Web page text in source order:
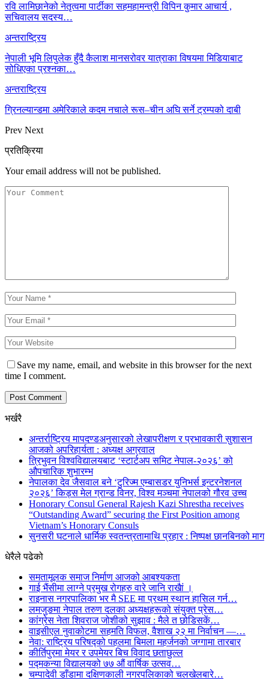
रवि लामिछानेको नेतृत्वमा पार्टीका सहमहामन्त्री विपिन कुमार आचार्य ,
सचिवालय सदस्य…
अन्तराष्ट्रिय
नेपाली भूमि लिपुलेक हुँदै कैलाश मानसरोवर यात्राका विषयमा मिडियाबाट
सोधिएका प्रश्नका…
अन्तराष्ट्रिय
ग्रिनल्यान्डमा अमेरिकाले कदम नचाले रूस–चीन अघि सर्ने ट्रम्पको दाबी
Prev Next
प्रतिक्रिया
Your email address will not be published.
Save my name, email, and website in this browser for the next
time I comment.
भर्खरै
अन्तर्राष्ट्रिय मापदण्डअनुसारको लेखापरीक्षण र प्रभावकारी सुशासन
आजको अपरिहार्यता : अध्यक्ष अग्रवाल
त्रिभुवन विश्वविद्यालयबाट ‘स्टार्टअप समिट नेपाल-२०२६’ को
औपचारिक शुभारम्भ
नेपालका देव जैसवाल बने ‘टुरिज्म एम्बासडर युनिभर्स इन्टरनेशनल
२०२६’ किड्स मेल ग्रान्ड विनर, विश्व मञ्चमा नेपालको गौरव उच्च
Honorary Consul General Rajesh Kazi Shrestha receives
“Outstanding Award” securing the First Position among
Vietnam’s Honorary Consuls
सुनसरी घटनाले धार्मिक स्वतन्त्रतामाथि प्रहार : निष्पक्ष छानबिनको माग
धेरैले पढेको
समतामूलक समाज निर्माण आजको आबश्यकता
गाई भैंसीमा लाग्ने प्रमुख रोगहरु वारे जानि राखैां ।
राइनास नगरपालिका भर मै SEE मा प्रथम स्थान हासिल गर्न…
लमजुङमा नेपाल तरुण दलका अध्यक्षहरूको संयुक्त प्रेस…
कांग्रेस नेता शिवराज जोशीको सुझाव : मैले त छोडिसकें…
वाइसीएल नुवाकोटमा सहमति विफल, वैशाख २२ मा निर्वाचन —…
नेवा: राष्ट्रिय परिषद्को पहलमा बिमला महर्जनको जग्गामा तारबार
कीर्तिपुरमा मेयर र उपमेयर बिच विवाद छताछुल्ल
पद्मकन्या विद्यालयको ७७ औं ‌‌वार्षिक ‌उत्सव…
चम्पादेवी डाँडामा दक्षिणकाली नगरपलिकाको चलखेलबारे…